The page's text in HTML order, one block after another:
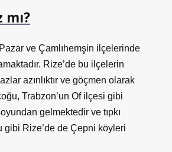
Pazar ve Çamlıhemşin ilçelerinde
Rize’de bu ilçelerin
azınlıktır ve göçmen olarak
Trabzon’un Of ilçesi gibi
gelmektedir ve tıpkı
gibi Rize’de de Çepni köyleri